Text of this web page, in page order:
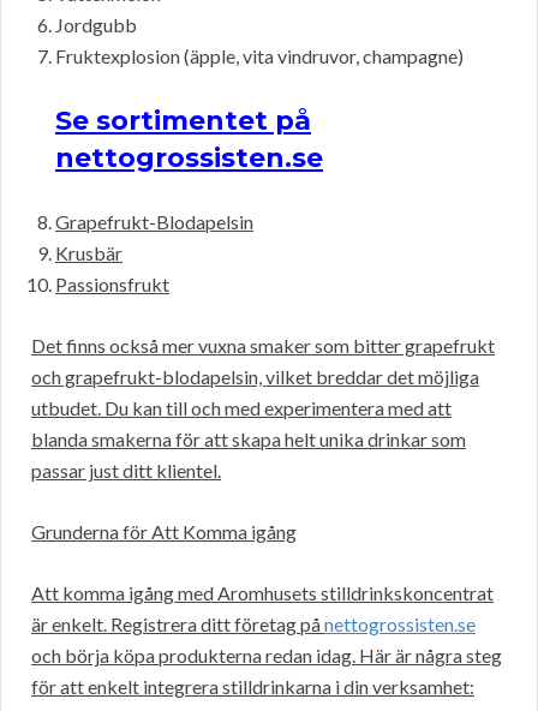
Jordgubb
Fruktexplosion (äpple, vita vindruvor, champagne)
Se sortimentet på
nettogrossisten.se
Grapefrukt-Blodapelsin
Krusbär
Passionsfrukt
Det finns också mer vuxna smaker som bitter grapefrukt
och grapefrukt-blodapelsin, vilket breddar det möjliga
utbudet. Du kan till och med experimentera med att
blanda smakerna för att skapa helt unika drinkar som
passar just ditt klientel.
Grunderna för Att Komma igång
Att komma igång med Aromhusets stilldrinkskoncentrat
är enkelt. Registrera ditt företag pånettogrossisten.se
och börja köpa produkterna redan idag. Här är några steg
för att enkelt integrera stilldrinkarna i din verksamhet: